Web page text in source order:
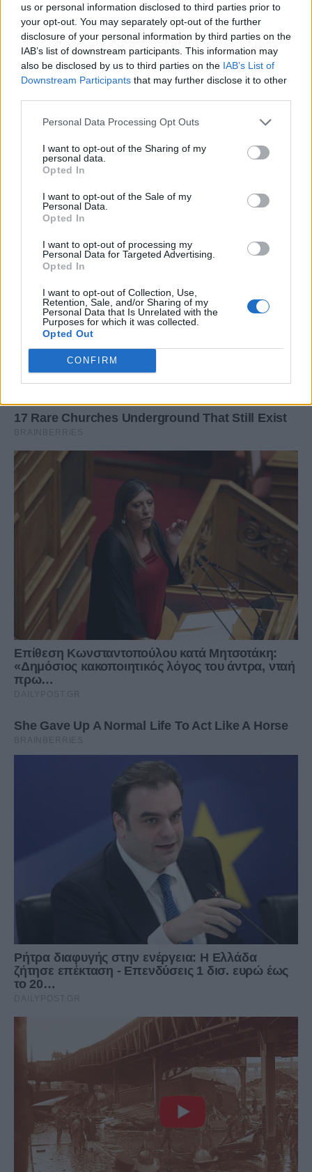
us or personal information disclosed to third parties prior to
your opt-out. You may separately opt-out of the further
disclosure of your personal information by third parties on the
IAB’s list of downstream participants. This information may
also be disclosed by us to third parties on the IAB’s List of
Downstream Participants that may further disclose it to other
Personal Data Processing Opt Outs
I want to opt-out of the Sharing of my
personal data.
Opted In
I want to opt-out of the Sale of my
Personal Data.
Opted In
I want to opt-out of processing my
Personal Data for Targeted Advertising.
Opted In
I want to opt-out of Collection, Use,
Retention, Sale, and/or Sharing of my
Personal Data that Is Unrelated with the
Purposes for which it was collected.
Opted Out
CONFIRM